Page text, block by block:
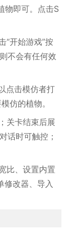
物即可。点击S
“开始游戏”按
不会有任何效
点击模仿者打
仿的植物。
关卡结束后展
话时可触控；
比、设置内置
修改器、导入